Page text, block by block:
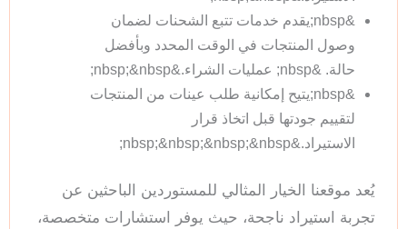
&nbsp;يقدم خدمات تتبع الشحنات لضمان
وصول المنتجات في الوقت المحدد وبأفضل
حالة. &nbsp; عمليات الشراء.&nbsp;&nbsp;
&nbsp;يتيح إمكانية طلب عينات من المنتجات
لتقييم جودتها قبل اتخاذ قرار
الاستيراد.&nbsp;&nbsp;&nbsp;&nbsp;
يُعد موقعنا الخيار المثالي للمستوردين الباحثين عن
تجربة استيراد ناجحة، حيث يوفر استشارات متخصصة،